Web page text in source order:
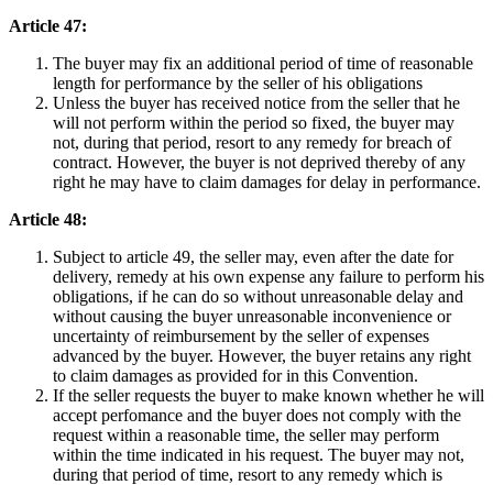
Article 47:
The buyer may fix an additional period of time of reasonable
length for performance by the seller of his obligations
Unless the buyer has received notice from the seller that he
will not perform within the period so fixed, the buyer may
not, during that period, resort to any remedy for breach of
contract. However, the buyer is not deprived thereby of any
right he may have to claim damages for delay in performance.
Article 48:
Subject to article 49, the seller may, even after the date for
delivery, remedy at his own expense any failure to perform his
obligations, if he can do so without unreasonable delay and
without causing the buyer unreasonable inconvenience or
uncertainty of reimbursement by the seller of expenses
advanced by the buyer. However, the buyer retains any right
to claim damages as provided for in this Convention.
If the seller requests the buyer to make known whether he will
accept perfomance and the buyer does not comply with the
request within a reasonable time, the seller may perform
within the time indicated in his request. The buyer may not,
during that period of time, resort to any remedy which is